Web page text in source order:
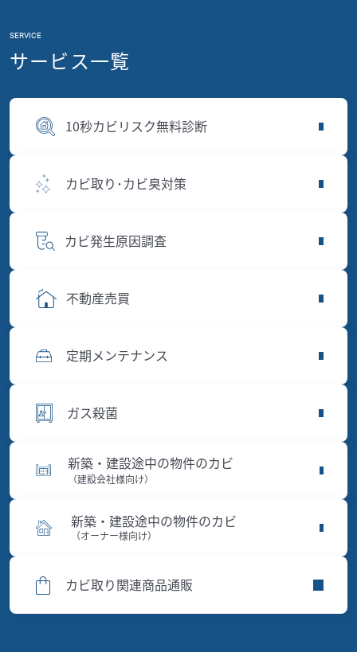
SERVICE
サービス一覧
10秒カビリスク無料診断
カビ取り･カビ臭対策
カビ発生原因調査
不動産売買
定期メンテナンス
ガス殺菌
新築・建設途中の物件のカビ
（建設会社様向け）
新築・建設途中の物件のカビ
（オーナー様向け）
カビ取り関連商品通販